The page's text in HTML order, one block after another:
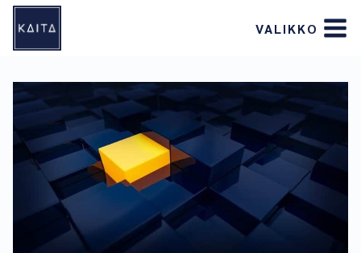
Siirry
sisältöön
VALIKKO